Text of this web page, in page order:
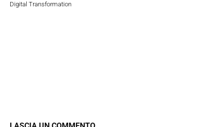
Digital Transformation